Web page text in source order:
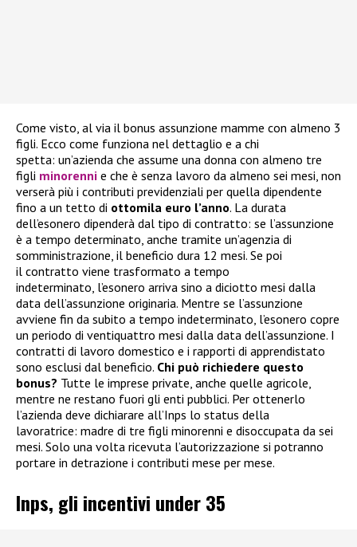
Come visto, al via il bonus assunzione mamme con almeno 3
figli. Ecco come funziona nel dettaglio e a chi
spetta: un’azienda che assume una donna con almeno tre
figli minorenni e che è senza lavoro da almeno sei mesi, non
verserà più i contributi previdenziali per quella dipendente
fino a un tetto di ottomila euro l’anno. La durata
dell’esonero dipenderà dal tipo di contratto: se l’assunzione
è a tempo determinato, anche tramite un’agenzia di
somministrazione, il beneficio dura 12 mesi. Se poi
il contratto viene trasformato a tempo
indeterminato, l’esonero arriva sino a diciotto mesi dalla
data dell’assunzione originaria. Mentre se l’assunzione
avviene fin da subito a tempo indeterminato, l’esonero copre
un periodo di ventiquattro mesi dalla data dell’assunzione. I
contratti di lavoro domestico e i rapporti di apprendistato
sono esclusi dal beneficio. Chi può richiedere questo
bonus? Tutte le imprese private, anche quelle agricole,
mentre ne restano fuori gli enti pubblici. Per ottenerlo
l’azienda deve dichiarare all’Inps lo status della
lavoratrice: madre di tre figli minorenni e disoccupata da sei
mesi. Solo una volta ricevuta l’autorizzazione si potranno
portare in detrazione i contributi mese per mese.
Inps, gli incentivi under 35